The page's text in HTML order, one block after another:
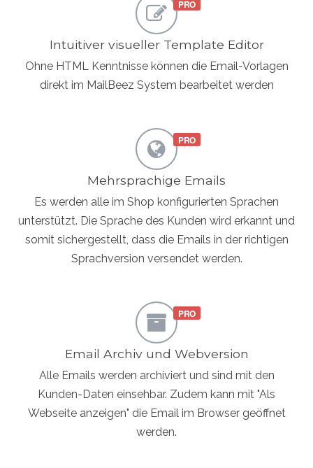
Intuitiver visueller Template Editor
Ohne HTML Kenntnisse können die Email-Vorlagen
direkt im MailBeez System bearbeitet werden
Mehrsprachige Emails
Es werden alle im Shop konfigurierten Sprachen
unterstützt. Die Sprache des Kunden wird erkannt und
somit sichergestellt, dass die Emails in der richtigen
Sprachversion versendet werden.
Email Archiv und Webversion
Alle Emails werden archiviert und sind mit den
Kunden-Daten einsehbar. Zudem kann mit "Als
Webseite anzeigen" die Email im Browser geöffnet
werden.